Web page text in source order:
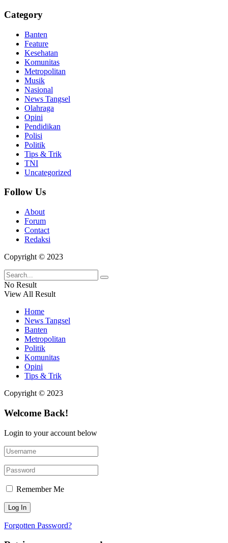
Category
Banten
Feature
Kesehatan
Komunitas
Metropolitan
Musik
Nasional
News Tangsel
Olahraga
Opini
Pendidikan
Polisi
Politik
Tips & Trik
TNI
Uncategorized
Follow Us
About
Forum
Contact
Redaksi
Copyright © 2023
No Result
View All Result
Home
News Tangsel
Banten
Metropolitan
Politik
Komunitas
Opini
Tips & Trik
Copyright © 2023
Welcome Back!
Login to your account below
Remember Me
Forgotten Password?